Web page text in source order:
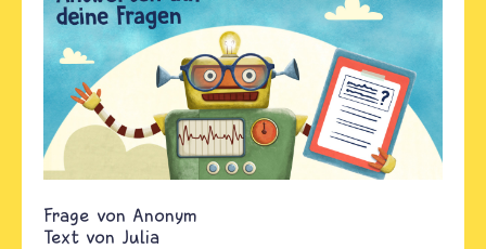
Anonym
Text von Julia